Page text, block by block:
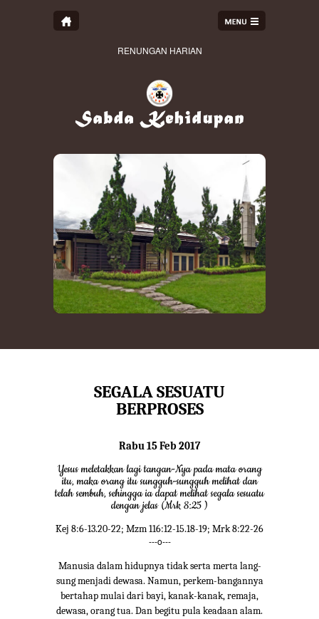
RENUNGAN HARIAN
SEGALA SESUATU
BERPROSES
Rabu 15 Feb 2017
Yesus meletakkan lagi tangan-Nya pada mata orang
itu, maka orang itu sungguh-sungguh melihat dan
telah sembuh, sehingga ia dapat melihat segala sesuatu
dengan jelas (Mrk 8:25 )
Kej 8:6-13.20-22; Mzm 116:12-15.18-19; Mrk 8:22-26
---o---
Manusia dalam hidupnya tidak serta merta lang-
sung menjadi dewasa. Namun, perkem-bangannya
bertahap mulai dari bayi, kanak-kanak, remaja,
dewasa, orang tua. Dan begitu pula keadaan alam.